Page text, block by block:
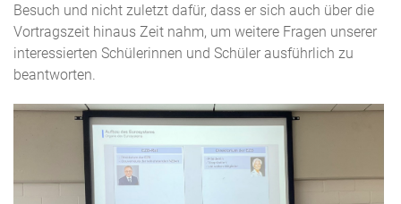
Besuch und nicht zuletzt dafür, dass er sich auch über die
Vortragszeit hinaus Zeit nahm, um weitere Fragen unserer
interessierten Schülerinnen und Schüler ausführlich zu
beantworten.